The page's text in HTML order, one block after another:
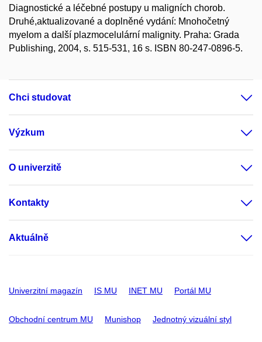
Diagnostické a léčebné postupy u maligních chorob.
Druhé,aktualizované a doplněné vydání: Mnohočetný
myelom a další plazmocelulární malignity. Praha: Grada
Publishing, 2004, s. 515-531, 16 s. ISBN 80-247-0896-5.
Chci studovat
Výzkum
O univerzitě
Kontakty
Aktuálně
Univerzitní magazín IS MU INET MU Portál MU
Obchodní centrum MU Munishop Jednotný vizuální styl